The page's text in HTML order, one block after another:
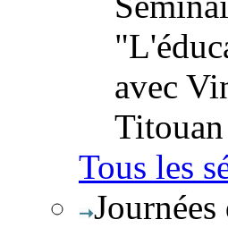
avec
Tous les
Journées